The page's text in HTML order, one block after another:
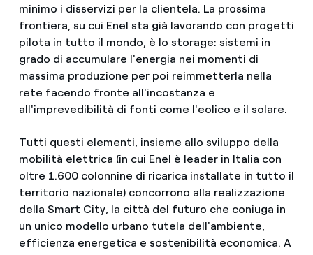
minimo i disservizi per la clientela. La prossima
frontiera, su cui Enel sta già lavorando con progetti
pilota in tutto il mondo, è lo storage: sistemi in
grado di accumulare l'energia nei momenti di
massima produzione per poi reimmetterla nella
rete facendo fronte all'incostanza e
all'imprevedibilità di fonti come l'eolico e il solare.
Tutti questi elementi, insieme allo sviluppo della
mobilità elettrica (in cui Enel è leader in Italia con
oltre 1.600 colonnine di ricarica installate in tutto il
territorio nazionale) concorrono alla realizzazione
della Smart City, la città del futuro che coniuga in
un unico modello urbano tutela dell'ambiente,
efficienza energetica e sostenibilità economica. A